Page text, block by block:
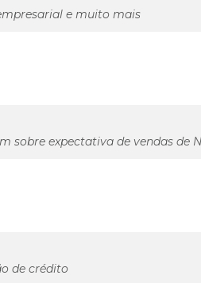
e muito mais
sobre expectativa de vendas de
de crédito